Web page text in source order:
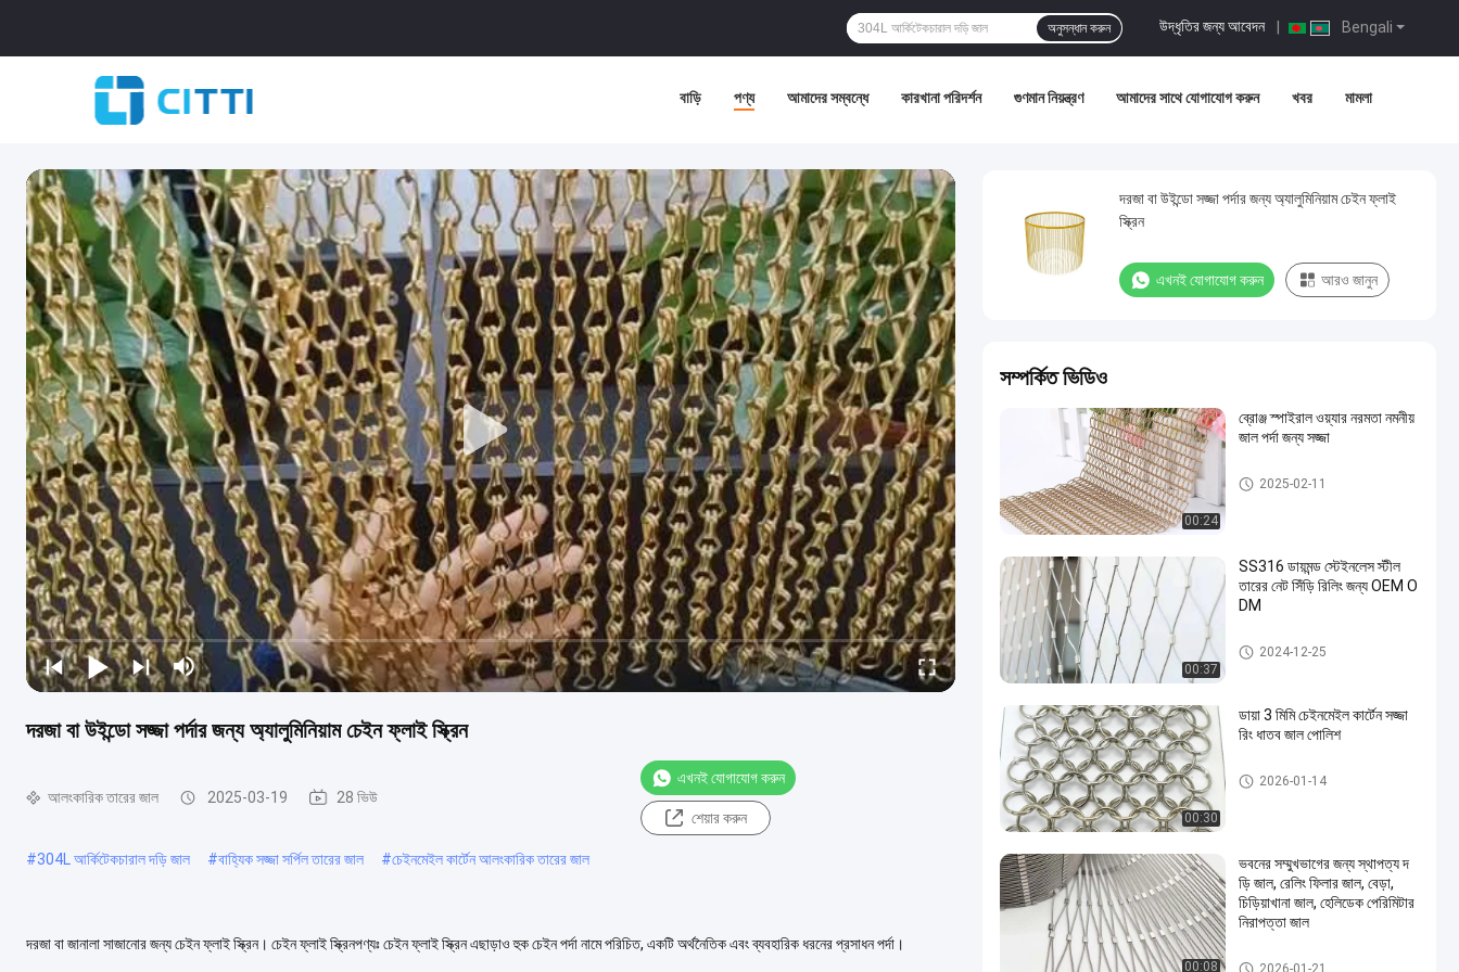
Bengali
উদ্ধৃতির জন্য আবেদন
অনুসন্ধান করুন
বাড়ি পণ্য আমাদের সম্বন্ধে কারখানা পরিদর্শন গুণমান নিয়ন্ত্রণ আমাদের সাথে যোগাযোগ করুন খবর মামলা
দরজা বা উইন্ডো সজ্জা পর্দার জন্য অ্যালুমিনিয়াম চেইন ফ্লাই স্ক্রিন
আলংকারিক তারের জাল 2025-03-19 28 ভিউ
এখনই যোগাযোগ করুন
শেয়ার করুন
#304L আর্কিটেকচারাল দড়ি জাল #বাহ্যিক সজ্জা সর্পিল তারের জাল #চেইনমেইল কার্টেন আলংকারিক তারের জাল
দরজা বা জানালা সাজানোর জন্য চেইন ফ্লাই স্ক্রিন। চেইন ফ্লাই স্ক্রিনপণ্যঃ চেইন ফ্লাই স্ক্রিন এছাড়াও হুক চেইন পর্দা নামে পরিচিত, একটি অর্থনৈতিক এবং ব্যবহারিক ধরনের প্রসাধন পর্দা।
দরজা বা উইন্ডো সজ্জা পর্দার জন্য অ্যালুমিনিয়াম চেইন ফ্লাই
স্ক্রিন
এখনই যোগাযোগ করুন আরও জানুন
সম্পর্কিত ভিডিও
00:24
ব্রোঞ্জ স্পাইরাল ওয়্যার নরমতা নমনীয়
জাল পর্দা জন্য সজ্জা
আলংকারিক তারের জাল
2025-02-11
00:37
SS316 ডায়মন্ড স্টেইনলেস স্টীল
তারের নেট সিঁড়ি রিলিং জন্য OEM O
DM
ধাতু নিরাপত্তা জাল
2024-12-25
00:30
ডায়া 3 মিমি চেইনমেইল কার্টেন সজ্জা
রিং ধাতব জাল পোলিশ
আলংকারিক তারের জাল
2026-01-14
00:08
ভবনের সম্মুখভাগের জন্য স্থাপত্য দ
ড়ি জাল, রেলিং ফিলার জাল, বেড়া,
চিড়িয়াখানা জাল, হেলিডেক পেরিমিটার
নিরাপত্তা জাল
আলংকারিক তারের জাল
2026-01-21